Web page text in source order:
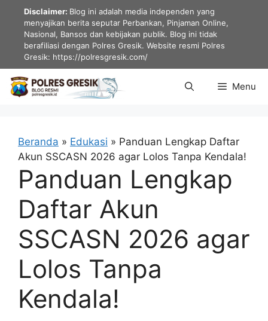
LangsungDisclaimer: Blog ini adalah media independen yang
menyajikan berita seputar Perbankan, Pinjaman Online,
Nasional, Bansos dan kebijakan publik. Blog ini tidak
berafiliasi dengan Polres Gresik. Website resmi Polres
Gresik: https://polresgresik.com/
Menu
Beranda » Edukasi » Panduan Lengkap Daftar
Akun SSCASN 2026 agar Lolos Tanpa Kendala!
Panduan Lengkap
Daftar Akun
SSCASN 2026 agar
Lolos Tanpa
Kendala!